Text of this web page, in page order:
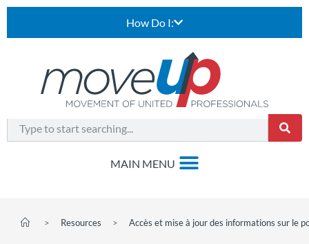
How Do I:
> Resources > Accès et mise à jour des informations sur le